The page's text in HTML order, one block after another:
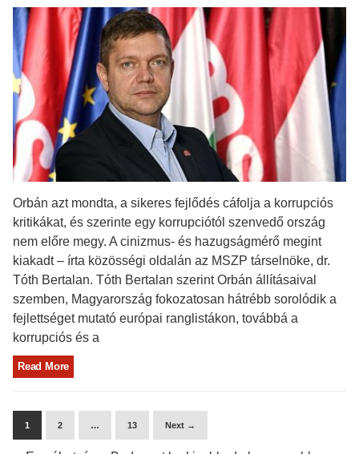
Orbán azt mondta, a sikeres fejlődés cáfolja a korrupciós
kritikákat, és szerinte egy korrupciótól szenvedő ország
nem előre megy. A cinizmus- és hazugságmérő megint
kiakadt – írta közösségi oldalán az MSZP társelnöke, dr.
Tóth Bertalan. Tóth Bertalan szerint Orbán állításaival
szemben, Magyarország fokozatosan hátrébb sorolódik a
fejlettséget mutató európai ranglistákon, továbbá a
korrupciós és a
Read More
1 2 … 13 Next →